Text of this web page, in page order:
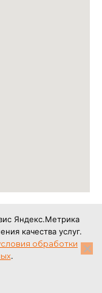
Яндекс.Метрика
качества услуг.
обработки
.